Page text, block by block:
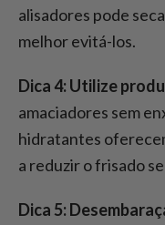
alisadores pode
melhor evitá-los.
Dica 4: Utilize
amaciadores sem
hidratantes
a reduzir o frisado
Dica 5: